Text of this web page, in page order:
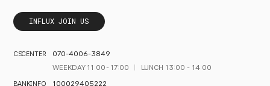
INFLUX JOIN US
CS CENTER
070-4006-3849
WEEKDAY 11:00 - 17:00
LUNCH 13:00 - 14:00
BANK INFO
100029405222